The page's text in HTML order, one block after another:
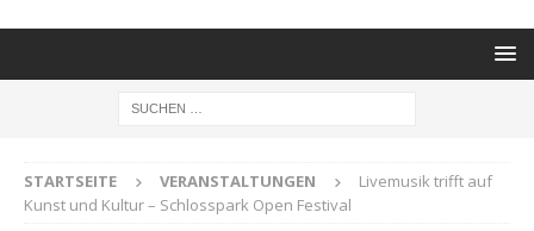
STARTSEITE VERANSTALTUNGEN
Livemusik trifft auf
Kunst und Kultur – Schlosspark Open Festival